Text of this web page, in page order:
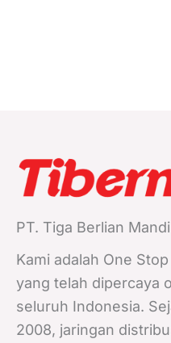
PT. Tiga Berlian
Kami adalah One
yang telah dipercaya
seluruh Indonesia.
2008, jaringan